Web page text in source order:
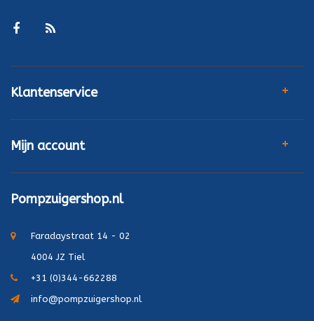
Klantenservice
Mijn account
Pompzuigershop.nl
Faradaystraat 14 - 02
4004 JZ Tiel
+31 (0)344-662288
info@pompzuigershop.nl